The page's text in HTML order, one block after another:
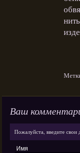
Ваш
Пожалуйста, введите
Имя